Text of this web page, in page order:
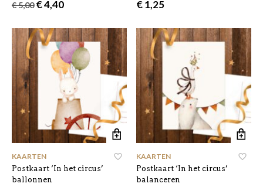
€5,00 Oorspronkelijke
€ 5,00.
€4,40Huidige
€ 4,40.
€1,25
KAARTEN
Postkaart ‘In het circus’
ballonnen
KAARTEN
Postkaart ‘In het circus’
balanceren